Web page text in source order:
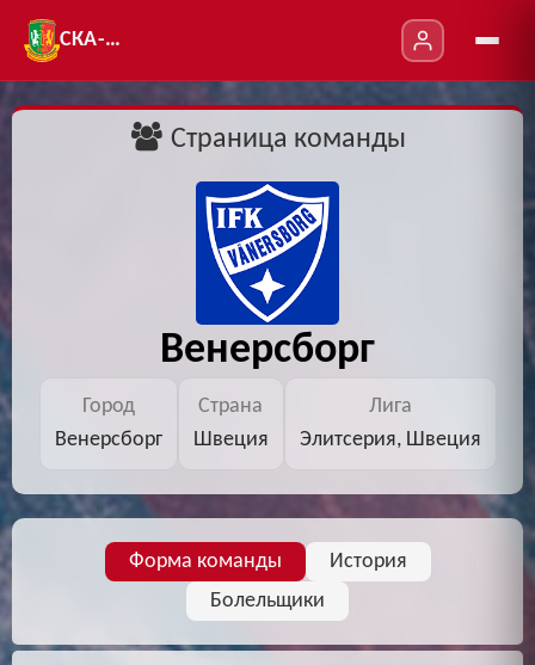
СКА-УТ
Страница команды
Венерсборг
Город
Венерсборг
Страна
Швеция
Лига
Элитсерия, Швеция
Форма команды
История
Болельщики